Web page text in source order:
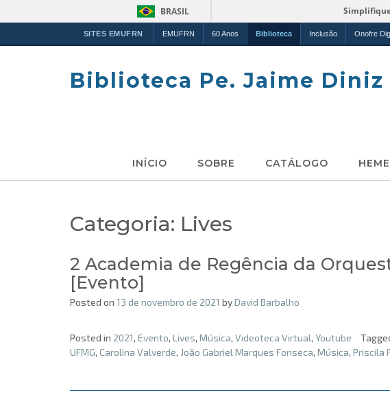
BRASIL
SITES EMUFRN EMUFRN 60 Anos Biblioteca Inclusão Onofre
Biblioteca Pe. Jaime Diniz
INÍCIO SOBRE CATÁLOGO
Categoria: Lives
2 Academia de Regência da
[Evento]
Posted on 13 de novembro de 2021 byDavid Barbalho
Posted in 2021, Evento, Lives, Música, Videoteca Virtual, Youtube
UFMG, Carolina Valverde, João Gabriel Marques Fonseca, Música, Priscila